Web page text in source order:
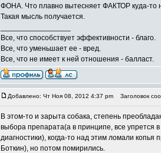
ФОНА. Что плавно вытесняет ФАКТОР куда-то
Такая мысль получается.
Все, что способствует эффективности - благо.
Все, что уменьшает ее - вред.
Все, что не имеет к ней отношения - балласт.
Добавлено: Чт Ноя 08, 2012 4:37 pm Заголовок
В этом-то и зарыта собака, степень
выбора препарата(а в принципе, все упрется
диагностики), когда-то над этим ломали
Боткин), но потом помирились.